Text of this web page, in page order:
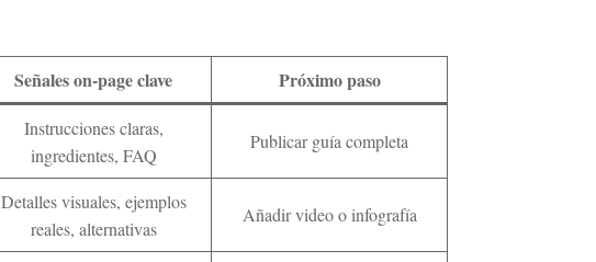
Señales on-page clave Próximo paso
Instrucciones claras,
ingredientes, FAQ
Publicar guía completa
Detalles visuales, ejemplos
reales, alternativas
Añadir video o infografía